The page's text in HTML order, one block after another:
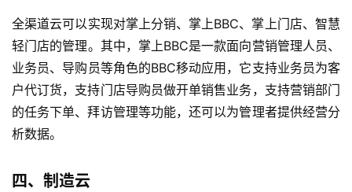
全渠道云可以实现对掌上分销、掌上BBC、掌上门店、智慧
轻门店的管理。其中，掌上BBC是一款面向营销管理人员、
业务员、导购员等角色的BBC移动应用，它支持业务员为客
户代订货，支持门店导购员做开单销售业务，支持营销部门
的任务下单、拜访管理等功能，还可以为管理者提供经营分
析数据。
四、制造云